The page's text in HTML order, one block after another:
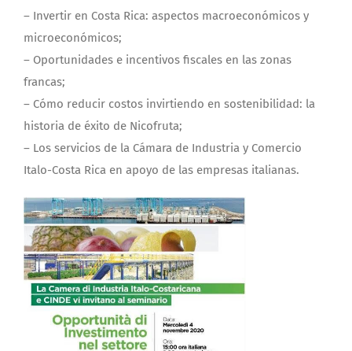
– Invertir en Costa Rica: aspectos macroeconómicos y
microeconómicos;
– Oportunidades e incentivos fiscales en las zonas
francas;
– Cómo reducir costos invirtiendo en sostenibilidad: la
historia de éxito de Nicofruta;
– Los servicios de la Cámara de Industria y Comercio
Italo-Costa Rica en apoyo de las empresas italianas.